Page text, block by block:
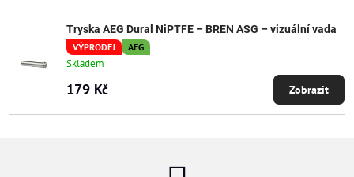
Tryska AEG Dural NiPTFE – BREN ASG – vizuální vada
VÝPRODEJ AEG
Skladem
179 Kč Zobrazit